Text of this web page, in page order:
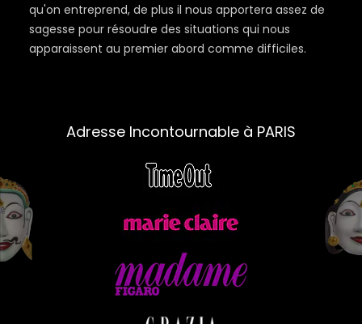
qu'on entreprend, de plus il nous apportera assez de
sagesse pour résoudre des situations qui nous
apparaissent au premier abord comme difficiles.
Adresse Incontournable à PARIS